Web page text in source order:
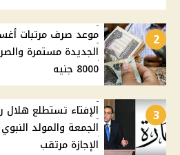
2
8000 جنيه
3
الإفتاء تستطلع هلال
الإجازة مرتقب